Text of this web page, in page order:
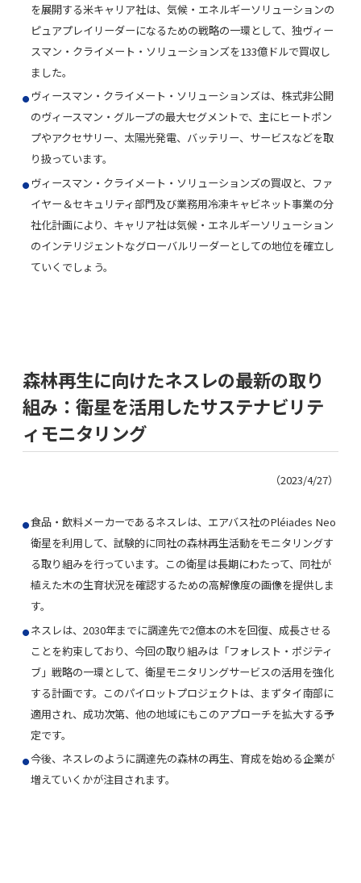
を展開する米キャリア社は、気候・エネルギーソリューションの
ピュアプレイリーダーになるための戦略の一環として、独ヴィー
スマン・クライメート・ソリューションズを133億ドルで買収し
ました。
ヴィースマン・クライメート・ソリューションズは、株式非公開
のヴィースマン・グループの最大セグメントで、主にヒートポン
プやアクセサリー、太陽光発電、バッテリー、サービスなどを取
り扱っています。
ヴィースマン・クライメート・ソリューションズの買収と、ファ
イヤー＆セキュリティ部門及び業務用冷凍キャビネット事業の分
社化計画により、キャリア社は気候・エネルギーソリューション
のインテリジェントなグローバルリーダーとしての地位を確立し
ていくでしょう。
森林再生に向けたネスレの最新の取り
組み： 衛星を活用したサステナビリテ
ィモニタリング
（2023/4/27）
食品・飲料メーカーであるネスレは、エアバス社のPléiades Neo
衛星を利用して、試験的に同社の森林再生活動をモニタリングす
る取り組みを行っています。この衛星は長期にわたって、同社が
植えた木の生育状況を確認するための高解像度の画像を提供しま
す。
ネスレは、2030年までに調達先で2億本の木を回復、成長させる
ことを約束しており、今回の取り組みは「フォレスト・ポジティ
ブ」戦略の一環として、衛星モニタリングサービスの活用を強化
する計画です。このパイロットプロジェクトは、まずタイ南部に
適用され、成功次第、他の地域にもこのアプローチを拡大する予
定です。
今後、ネスレのように調達先の森林の再生、育成を始める企業が
増えていくかが注目されます。